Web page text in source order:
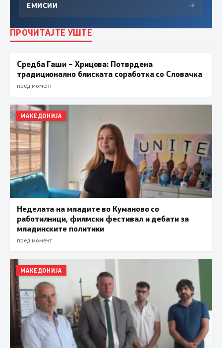
ЕМИСИИ →
ПРОЧИТАЈТЕ УШТЕ
Средба Гаши – Хрицова: Потврдена
традиционално блиската соработка со Словачка
пред момент
МАКЕДОНИЈА
Неделата на младите во Куманово со
работилници, филмски фестивал и дебати за
младинските политики
пред момент
МАКЕДОНИЈА